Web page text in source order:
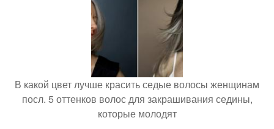
В какой цвет лучше красить седые волосы женщинам
посл. 5 оттенков волос для закрашивания седины,
которые молодят